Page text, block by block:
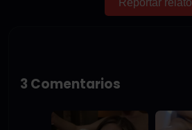
Reportar relato
3 Comentarios